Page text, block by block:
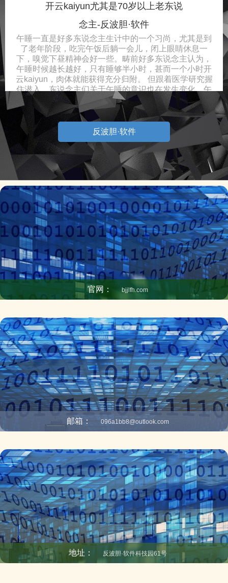
开云kaiyun尤其是70岁以上老东说
念主-反波胆·软件
午睡一直是好多东说念主生计中的一个习尚，尤其是到
了老年阶段，吃完午饭后躺一会儿，闭上眼睛休息一
下，嗅觉下昼精神会好一些。畴前好多东说念主认为，
午睡时候越长越好，只有睡够半小时，甚而一个小时开
云kaiyun，肉体就能获得充分归附。 但跟着医学研究握
住潜入，东说念主们关于午睡的意识也在发生变化。午
睡并不是随机地“睡得越久越健康”，迥殊是70岁以后，肉
体息争智商渐渐着落，就寝结构也会发生变化。要是午
睡神志隔离理，可能影响晚上的就寝质地，甚而让肉体
出现一些不适。 关于老年东说念主来说，午睡照实有一
定平
反波胆·软件
官网： bjjlfh.com
邮箱： 096a1bb8@outlook.com
地址： 反波胆·软件科技园61号